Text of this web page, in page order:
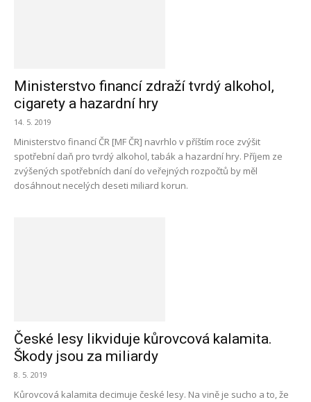
Ministerstvo financí zdraží tvrdý alkohol,
cigarety a hazardní hry
14. 5. 2019
Ministerstvo financí ČR [MF ČR] navrhlo v příštím roce zvýšit
spotřební daň pro tvrdý alkohol, tabák a hazardní hry. Příjem ze
zvýšených spotřebních daní do veřejných rozpočtů by měl
dosáhnout necelých deseti miliard korun.
České lesy likviduje kůrovcová kalamita.
Škody jsou za miliardy
8. 5. 2019
Kůrovcová kalamita decimuje české lesy. Na vině je sucho a to, že